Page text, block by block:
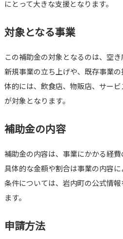
にとって大きな支援となります。
対象となる事業
この補助金の対象となるのは、空
新規事業の立ち上げや、既存事業
体的には、飲食店、物販店、サー
が対象となります。
補助金の内容
補助金の内容は、事業にかかる経費
具体的な金額や割合は事業の内容
条件については、岩内町の公式情
ます。
申請方法